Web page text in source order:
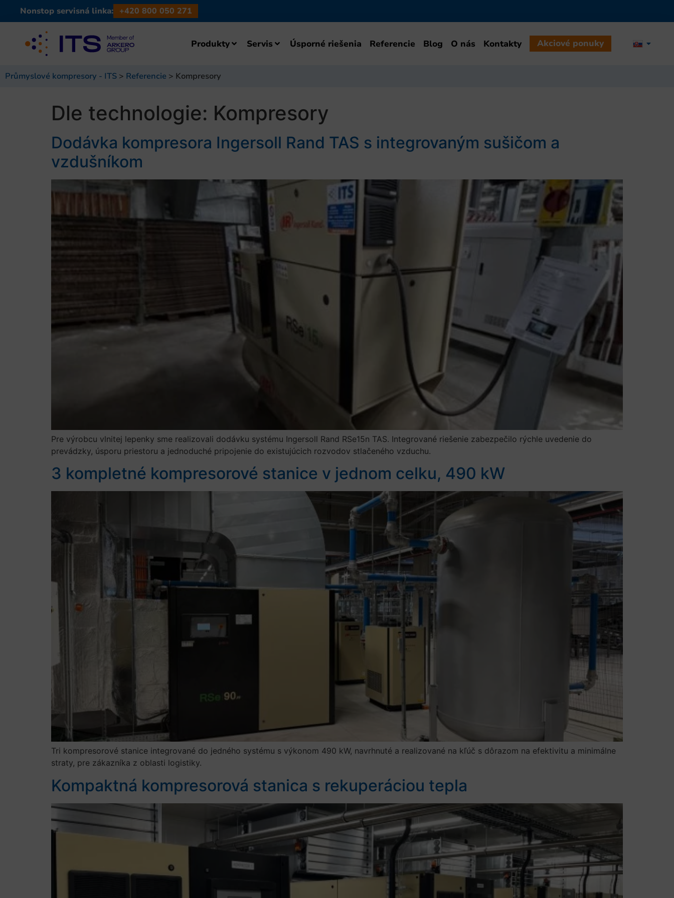
Nonstop servisná linka: +420 800 050 271
Produkty Servis Úsporné riešenia Referencie Blog O nás Kontakty Akciové ponuky
Průmyslové kompresory - ITS > Referencie > Kompresory
Dle technologie: Kompresory
Dodávka kompresora Ingersoll Rand TAS s integrovaným sušičom a
vzdušníkom
Pre výrobcu vlnitej lepenky sme realizovali dodávku systému Ingersoll Rand RSe15n TAS. Integrované riešenie zabezpečilo rýchle uvedenie do
prevádzky, úsporu priestoru a jednoduché pripojenie do existujúcich rozvodov stlačeného vzduchu.
3 kompletné kompresorové stanice v jednom celku, 490 kW
Tri kompresorové stanice integrované do jedného systému s výkonom 490 kW, navrhnuté a realizované na kľúč s dôrazom na efektivitu a minimálne
straty, pre zákazníka z oblasti logistiky.
Kompaktná kompresorová stanica s rekuperáciou tepla